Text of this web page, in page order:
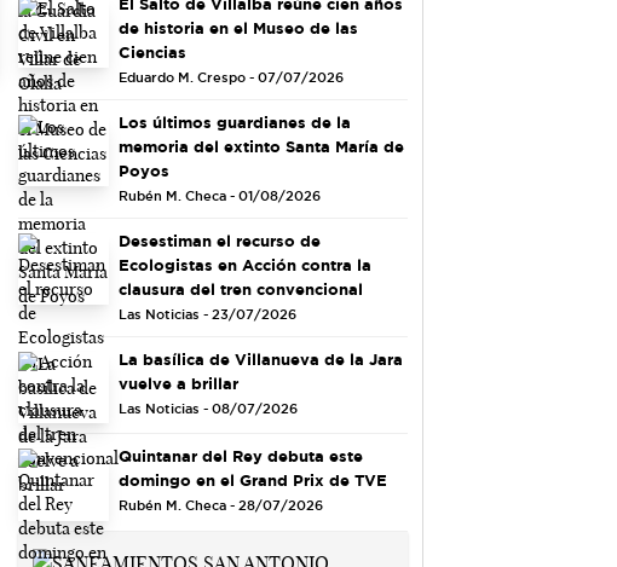
de historia en el Museo de las
Ciencias
Eduardo M. Crespo - 07/07/2026
Los últimos guardianes de la
memoria del extinto Santa María de
Poyos
Rubén M. Checa - 01/08/2026
Desestiman el recurso de
Ecologistas en Acción contra la
clausura del tren convencional
Las Noticias - 23/07/2026
La basílica de Villanueva de la Jara
vuelve a brillar
Las Noticias - 08/07/2026
Quintanar del Rey debuta este
domingo en el Grand Prix de TVE
Rubén M. Checa - 28/07/2026